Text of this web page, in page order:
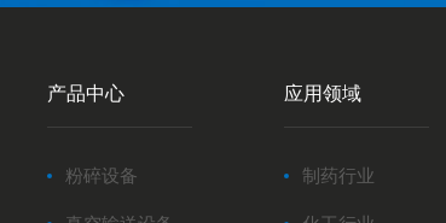
产品中心
粉碎设备
应用领域
制药行业